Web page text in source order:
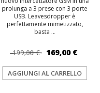
prolunga a 3 prese con 3 porte
USB. Leavesdropper è
perfettamente mimetizzato,
basta ...
199,00 € 169,00 €
AGGIUNGI AL CARRELLO